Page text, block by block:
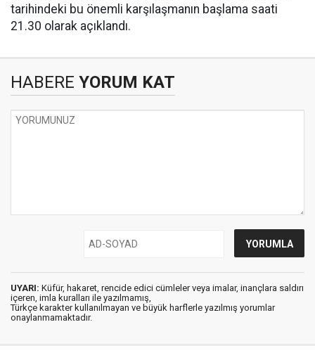
tarihindeki bu önemli karşılaşmanın başlama saati
21.30 olarak açıklandı.
HABERE YORUM KAT
UYARI: Küfür, hakaret, rencide edici cümleler veya imalar, inançlara saldırı
içeren, imla kuralları ile yazılmamış,
Türkçe karakter kullanılmayan ve büyük harflerle yazılmış yorumlar
onaylanmamaktadır.